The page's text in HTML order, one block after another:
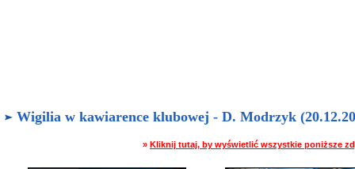
Wigilia w kawiarence klubowej - D. Modrzyk
» Kliknij tutaj, by wyświetlić wszystkie poniższe